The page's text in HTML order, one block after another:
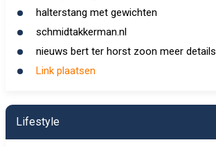
halterstang met gewichten
schmidtakkerman.nl
nieuws bert ter horst zoon meer details
Link plaatsen
Lifestyle